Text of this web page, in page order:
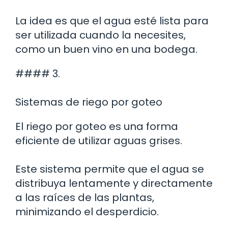
La idea es que el agua esté lista para
ser utilizada cuando la necesites,
como un buen vino en una bodega.
#### 3.
Sistemas de riego por goteo
El riego por goteo es una forma
eficiente de utilizar aguas grises.
Este sistema permite que el agua se
distribuya lentamente y directamente
a las raíces de las plantas,
minimizando el desperdicio.